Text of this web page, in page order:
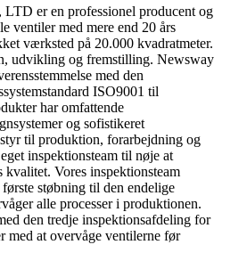
er en professionel producent og
ventiler med mere end 20 års
værksted på 20.000 kvadratmeter.
udvikling og fremstilling. Newsway
med den
ISO9001 til
har omfattende
og sofistikeret
til produktion, forarbejdning og
inspektionsteam til nøje at
kvalitet. Vores inspektionsteam
støbning til den endelige
alle processer i produktionen.
den tredje inspektionsafdeling for
med at overvåge ventilerne før